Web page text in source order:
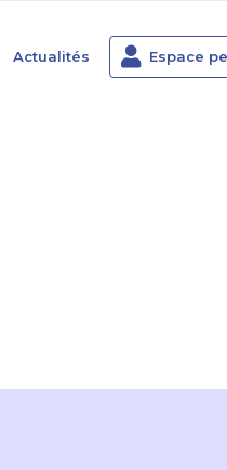
Actualités Espace